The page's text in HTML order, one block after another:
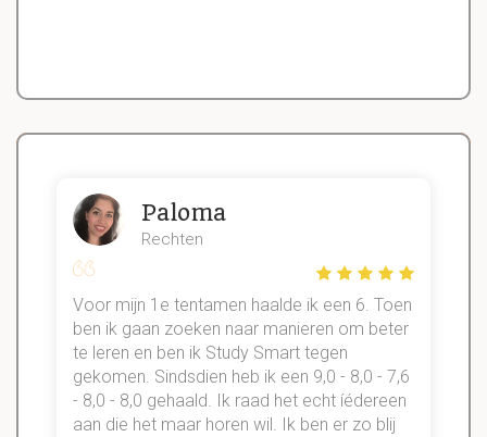
Paloma
Rechten
Voor mijn 1e tentamen haalde ik een 6. Toen
ben ik gaan zoeken naar manieren om beter
te leren en ben ik Study Smart tegen
gekomen. Sindsdien heb ik een 9,0 - 8,0 - 7,6
- 8,0 - 8,0 gehaald. Ik raad het echt íédereen
aan die het maar horen wil. Ik ben er zo blij